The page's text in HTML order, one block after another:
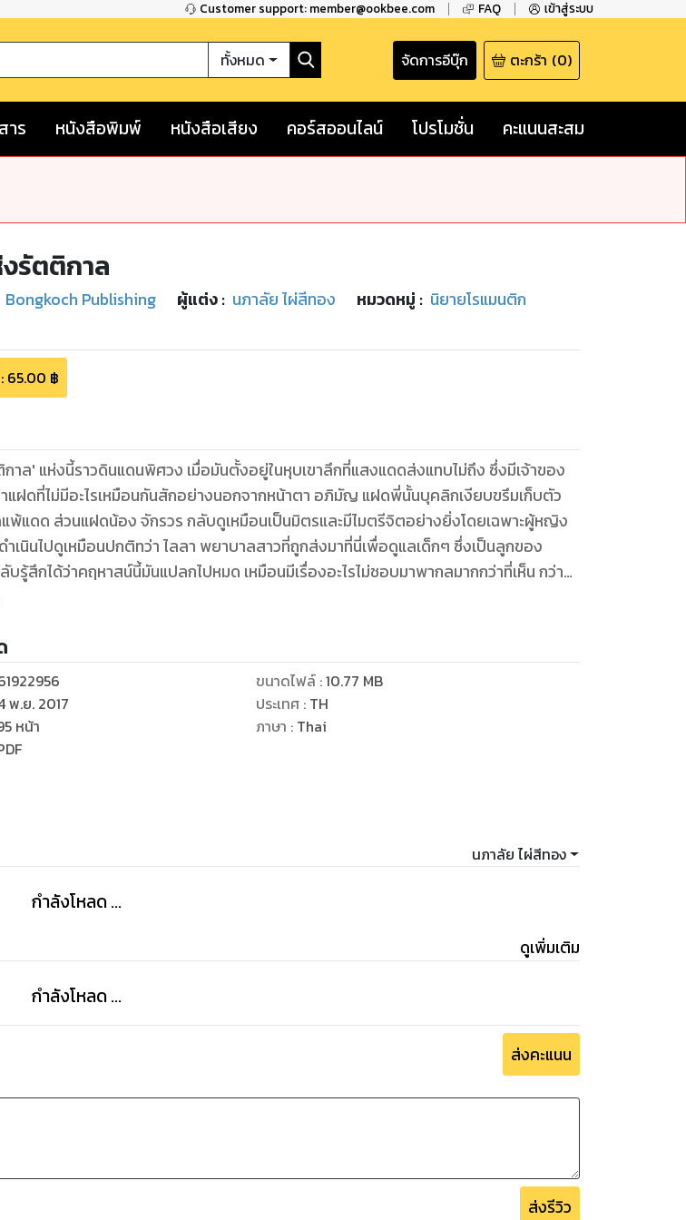
Customer support: member@ookbee.com FAQ เข้าสู่ระบบ
ทั้งหมด จัดการอีบุ๊ก ตะกร้า (0)
าร หนังสือพิมพ์ หนังสือเสียง คอร์สออนไลน์ โปรโมชั่น คะแนนสะสม
รัตติกาล
Bongkoch Publishing ผู้แต่ง : นภาลัย ไผ่สีทอง หมวดหมู่ : นิยายโรแมนติก
65.00 ฿
าล' แห่งนี้ราวดินแดนพิศวง เมื่อมันตั้งอยู่ในหุบเขาลึกที่แสงแดดส่งแทบไม่ถึง ซึ่งมีเจ้าของ
แฝดที่ไม่มีอะไรเหมือนกันสักอย่างนอกจากหน้าตา อภิมัญ แฝดพี่นั้นบุคลิกเงียบขรึมเก็บตัว
แพ้แดด ส่วนแฝดน้อง จักรวร กลับดูเหมือนเป็นมิตรและมีไมตรีจิตอย่างยิ่งโดยเฉพาะผู้หญิง
เนินไปดูเหมือนปกติทว่า ไลลา พยาบาลสาวที่ถูกส่งมาที่นี่เพื่อดูแลเด็กๆ ซึ่งเป็นลูกของ
รู้สึกได้ว่าคฤหาสน์นี้มันแปลกไปหมด เหมือนมีเรื่องอะไรไม่ชอบมาพากลมากกว่าที่เห็น กว่าจะ
นอ้อมแขนบุรุษแห่งรัตติกาลโดยไม่อาจปฏิเสธอันใดได้
พ.ย. 2017
หน้า
ขนาดไฟล์:10.77 MB
ประเทศ : TH
ภาษา : Thai
นภาลัย ไผ่สีทอง
กำลังโหลด ...
ดูเพิ่มเติม
กำลังโหลด ...
ส่งคะแนน
ส่งรีวิว